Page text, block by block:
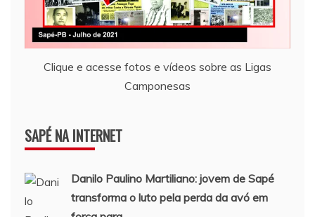
Clique e acesse fotos e vídeos sobre as Ligas
Camponesas
SAPÉ NA INTERNET
Danilo Paulino Martiliano: jovem de Sapé
transforma o luto pela perda da avó em